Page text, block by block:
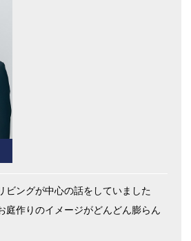
ビングが中心の話をしていました
庭作りのイメージがどんどん膨らん